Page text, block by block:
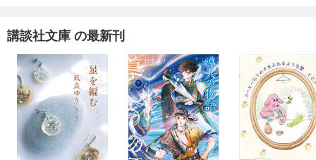
講談社文庫 の最新刊